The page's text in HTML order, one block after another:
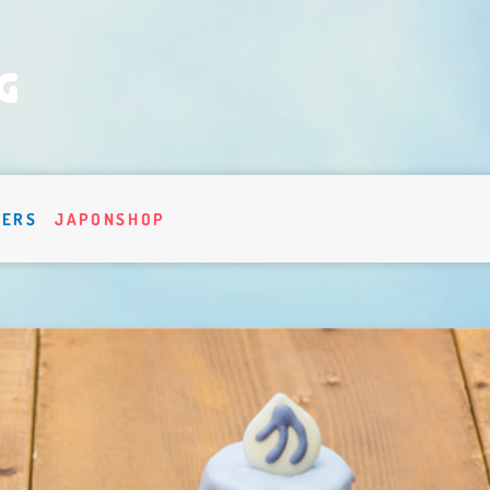
JAPONSHOP